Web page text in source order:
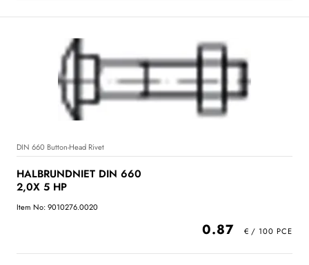
DIN 660 Button-Head Rivet
HALBRUNDNIET DIN 660
2,0X 5 HP
Item No: 9010276.0020
0.87